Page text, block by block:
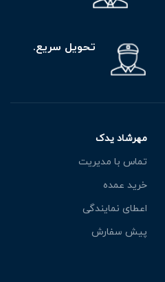
تحویل سریع.
مهرشاد یدک
تماس با مدیریت
خرید عمده
اعطای نمایندگی
پیش سفارش